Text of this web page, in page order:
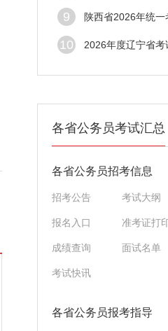
9 陕西省2026年统一考试
10 2026年度辽宁省考试录
各省公务员考试汇总
各省公务员招考信息
招考公告 考试大纲
报名入口 准考证打
成绩查询 面试名单
考试快讯
各省公务员报考指导